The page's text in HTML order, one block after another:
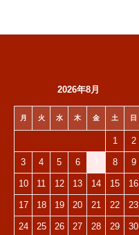
2026年8月
月 火 水 木 金 土 日
1 2
3 4 5 6 8 9
10 11 12 13 14 15 16
17 18 19 20 21 22 23
24 25 26 27 28 29 30